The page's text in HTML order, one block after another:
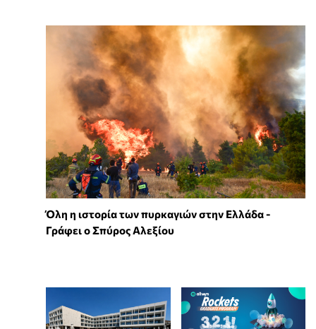
Όλη η ιστορία των πυρκαγιών στην Ελλάδα -
Γράφει ο Σπύρος Αλεξίου